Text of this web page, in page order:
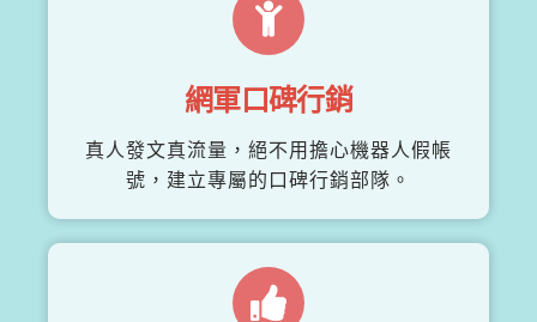
網軍口碑行銷
真人發文真流量，絕不用擔心機器人假帳
號，建立專屬的口碑行銷部隊。